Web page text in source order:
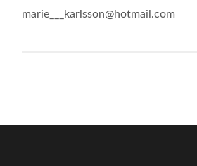
marie___karlsson@hotmail.com